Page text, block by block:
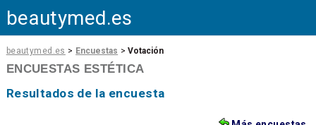
beautymed.es
beautymed.es > Encuestas >Votación
ENCUESTAS ESTÉTICA
Resultados de la encuesta